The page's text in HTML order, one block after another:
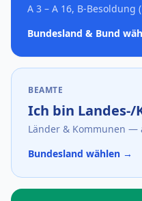
A 3 – A 16, B-Besoldung
Bundesland & Bund
BEAMTE
Ich bin
Länder & Kommunen —
Bundesland wählen →